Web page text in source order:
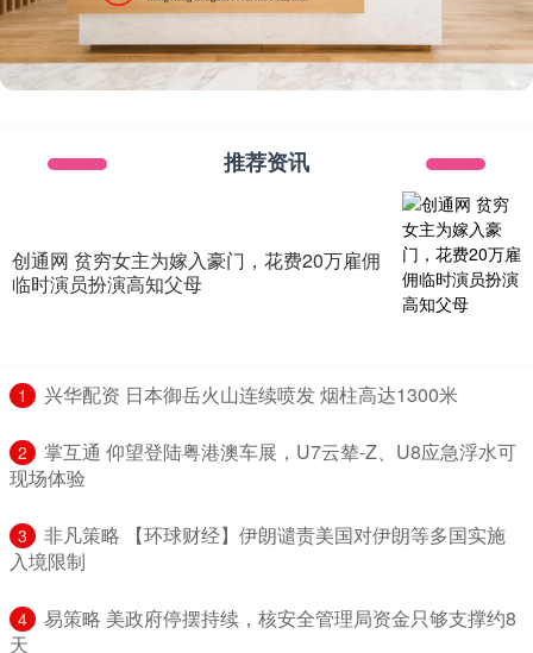
推荐资讯
创通网 贫穷女主为嫁入豪门，花费20万雇佣
临时演员扮演高知父母
1 ​兴华配资 日本御岳火山连续喷发 烟柱高达1300米
2
​掌互通 仰望登陆粤港澳车展，U7云辇-Z、U8应急浮水可
现场体验
3
​非凡策略 【环球财经】伊朗谴责美国对伊朗等多国实施
入境限制
4
​易策略 美政府停摆持续，核安全管理局资金只够支撑约8
天